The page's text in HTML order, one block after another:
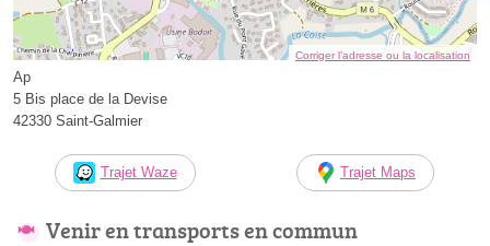
Corriger l’adresse ou la localisation
Ap
5 Bis place de la Devise
42330 Saint-Galmier
Trajet Waze Trajet Maps
Venir en transports en commun